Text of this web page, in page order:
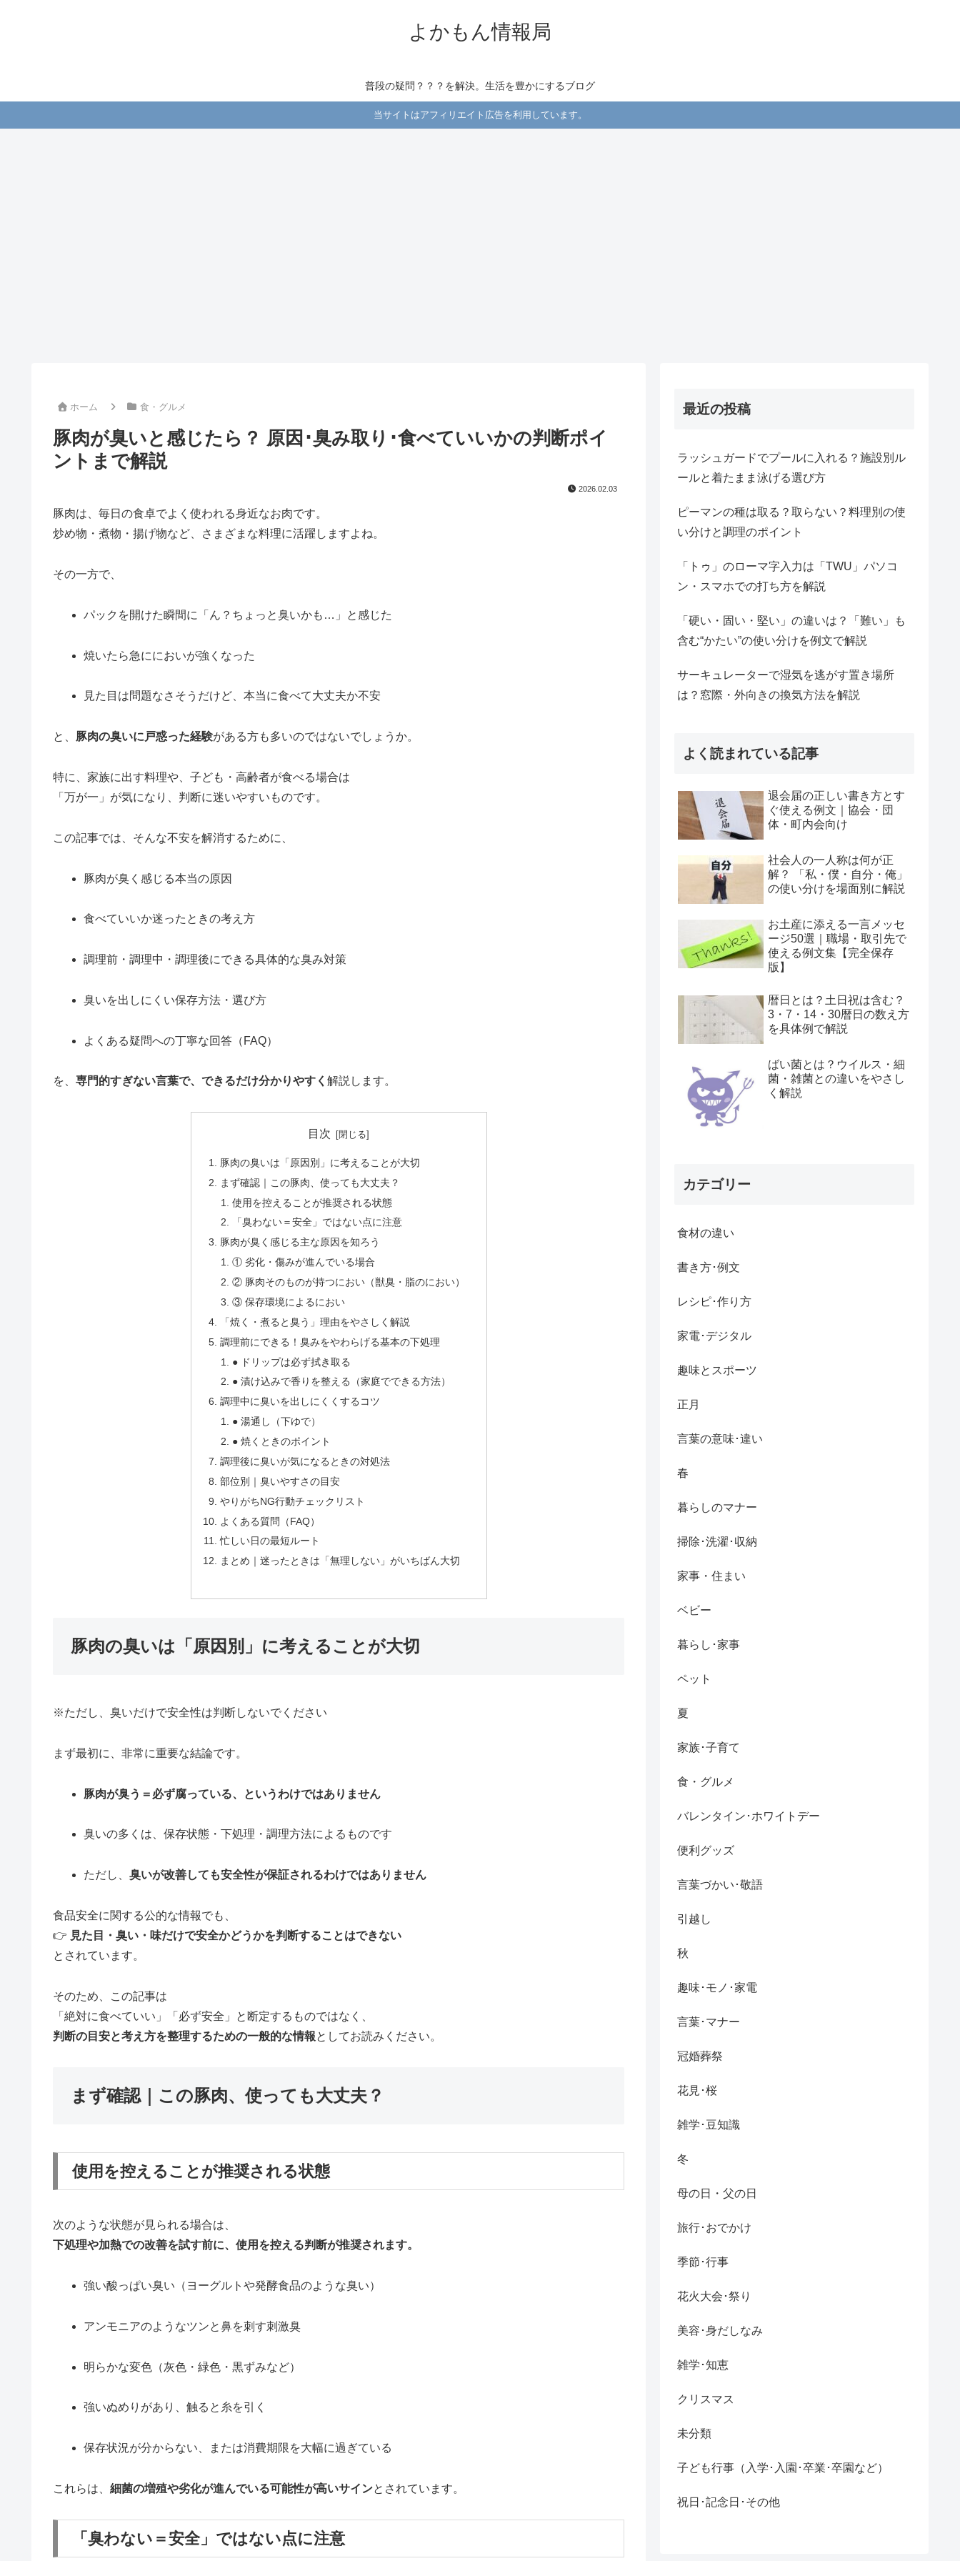
よかもん情報局
普段の疑問？？？を解決。生活を豊かにするブログ
当サイトはアフィリエイト広告を利用しています。
ホーム 食・グルメ
豚肉が臭いと感じたら？ 原因･臭み取り･食べていいかの判断ポイ
ントまで解説
2026.02.03
豚肉は、毎日の食卓でよく使われる身近なお肉です。
炒め物・煮物・揚げ物など、さまざまな料理に活躍しますよね。
その一方で、
パックを開けた瞬間に「ん？ちょっと臭いかも…」と感じた
焼いたら急ににおいが強くなった
見た目は問題なさそうだけど、本当に食べて大丈夫か不安
と、 豚肉の臭いに戸惑った経験がある方も多いのではないでしょうか。
特に、家族に出す料理や、子ども・高齢者が食べる場合は
「万が一」が気になり、判断に迷いやすいものです。
この記事では、そんな不安を解消するために、
豚肉が臭く感じる本当の原因
食べていいか迷ったときの考え方
調理前・調理中・調理後にできる具体的な臭み対策
臭いを出しにくい保存方法・選び方
よくある疑問への丁寧な回答（FAQ）
を、 専門的すぎない言葉で、できるだけ分かりやすく 解説します。
目次
豚肉の臭いは「原因別」に考えることが大切
まず確認｜この豚肉、使っても大丈夫？
使用を控えることが推奨される状態
「臭わない＝安全」ではない点に注意
豚肉が臭く感じる主な原因を知ろう
① 劣化・傷みが進んでいる場合
② 豚肉そのものが持つにおい（獣臭・脂のにおい）
③ 保存環境によるにおい
「焼く・煮ると臭う」理由をやさしく解説
調理前にできる！臭みをやわらげる基本の下処理
● ドリップは必ず拭き取る
● 漬け込みで香りを整える（家庭でできる方法）
調理中に臭いを出しにくくするコツ
● 湯通し（下ゆで）
● 焼くときのポイント
調理後に臭いが気になるときの対処法
部位別｜臭いやすさの目安
やりがちNG行動チェックリスト
よくある質問（FAQ）
忙しい日の最短ルート
まとめ｜迷ったときは「無理しない」がいちばん大切
豚肉の臭いは「原因別」に考えることが大切
※ただし、臭いだけで安全性は判断しないでください
まず最初に、非常に重要な結論です。
豚肉が臭う＝必ず腐っている、というわけではありません
臭いの多くは、保存状態・下処理・調理方法によるものです
ただし、臭いが改善しても安全性が保証されるわけではありません
食品安全に関する公的な情報でも、
👉 見た目・臭い・味だけで安全かどうかを判断することはできない
とされています。
そのため、この記事は
「絶対に食べていい」「必ず安全」と断定するものではなく、
判断の目安と考え方を整理するための一般的な情報としてお読みください。
まず確認｜この豚肉、使っても大丈夫？
使用を控えることが推奨される状態
次のような状態が見られる場合は、
下処理や加熱での改善を試す前に、使用を控える判断が推奨されます。
強い酸っぱい臭い（ヨーグルトや発酵食品のような臭い）
アンモニアのようなツンと鼻を刺す刺激臭
明らかな変色（灰色・緑色・黒ずみなど）
強いぬめりがあり、触ると糸を引く
保存状況が分からない、または消費期限を大幅に過ぎている
これらは、 細菌の増殖や劣化が進んでいる可能性が高いサインとされています。
「臭わない＝安全」ではない点に注意
最近の投稿
ラッシュガードでプールに入れる？施設別ル
ールと着たまま泳げる選び方
ピーマンの種は取る？取らない？料理別の使
い分けと調理のポイント
「トゥ」のローマ字入力は「TWU」パソコ
ン・スマホでの打ち方を解説
「硬い・固い・堅い」の違いは？「難い」も
含む“かたい”の使い分けを例文で解説
サーキュレーターで湿気を逃がす置き場所
は？窓際・外向きの換気方法を解説
よく読まれている記事
退会届の正しい書き方とす
ぐ使える例文｜協会・団
体・町内会向け
社会人の一人称は何が正
解？ 「私・僕・自分・俺」
の使い分けを場面別に解説
お土産に添える一言メッセ
ージ50選｜職場・取引先で
使える例文集【完全保存
版】
暦日とは？土日祝は含む？
3・7・14・30暦日の数え方
を具体例で解説
ばい菌とは？ウイルス・細
菌・雑菌との違いをやさし
く解説
カテゴリー
食材の違い
書き方･例文
レシピ･作り方
家電･デジタル
趣味とスポーツ
正月
言葉の意味･違い
春
暮らしのマナー
掃除･洗濯･収納
家事・住まい
ベビー
暮らし･家事
ペット
夏
家族･子育て
食・グルメ
バレンタイン･ホワイトデー
便利グッズ
言葉づかい･敬語
引越し
秋
趣味･モノ･家電
言葉･マナー
冠婚葬祭
花見･桜
雑学･豆知識
冬
母の日・父の日
旅行･おでかけ
季節･行事
花火大会･祭り
美容･身だしなみ
雑学･知恵
クリスマス
未分類
子ども行事（入学･入園･卒業･卒園など）
祝日･記念日･その他